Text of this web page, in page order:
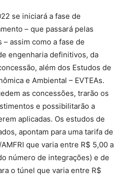
se iniciará a fase de
– que passará pelas
assim como a fase de
engenharia definitivos, da
além dos Estudos de
e Ambiental – EVTEAs.
as concessões, trarão os
e possibilitarão a
aplicadas. Os estudos de
apontam para uma tarifa de
que varia entre R$ 5,00 a
número de integrações) e de
o túnel que varia entre R$